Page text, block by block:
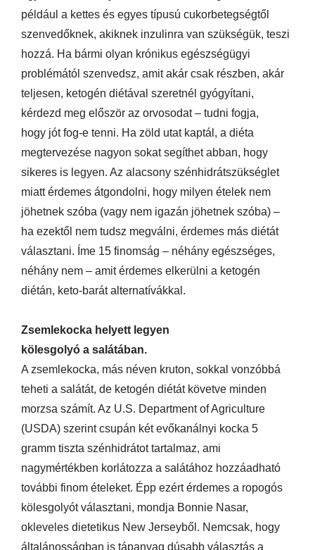
például a kettes és egyes típusú cukorbetegségtől
szenvedőknek, akiknek inzulinra van szükségük, teszi
hozzá. Ha bármi olyan krónikus egészségügyi
problémától szenvedsz, amit akár csak részben, akár
teljesen, ketogén diétával szeretnél gyógyítani,
kérdezd meg először az orvosodat – tudni fogja,
hogy jót fog-e tenni. Ha zöld utat kaptál, a diéta
megtervezése nagyon sokat segíthet abban, hogy
sikeres is legyen. Az alacsony szénhidrátszükséglet
miatt érdemes átgondolni, hogy milyen ételek nem
jöhetnek szóba (vagy nem igazán jöhetnek szóba) –
ha ezektől nem tudsz megválni, érdemes más diétát
választani. Íme 15 finomság – néhány egészséges,
néhány nem – amit érdemes elkerülni a ketogén
diétán, keto-barát alternatívákkal.
Zsemlekocka helyett legyen
kölesgolyó a salátában.
A zsemlekocka, más néven kruton, sokkal vonzóbbá
teheti a salátát, de ketogén diétát követve minden
morzsa számít. Az U.S. Department of Agriculture
(USDA) szerint csupán két evőkanálnyi kocka 5
gramm tiszta szénhidrátot tartalmaz, ami
nagymértékben korlátozza a salátához hozzáadható
további finom ételeket. Épp ezért érdemes a ropogós
kölesgolyót választani, mondja Bonnie Nasar,
okleveles dietetikus New Jerseyből. Nemcsak, hogy
általánosságban is tápanyag dúsabb választás a